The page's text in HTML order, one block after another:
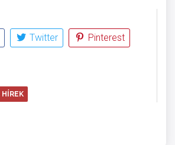
Twitter
Pinterest
HÍREK